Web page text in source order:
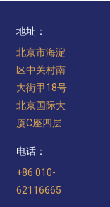
地址：
北京市海淀
区中关村南
大街甲18号
北京国际大
厦C座四层
电话：
+86 010-
62116665